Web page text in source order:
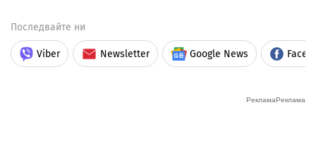
Последвайте ни
Viber Newsletter Google News